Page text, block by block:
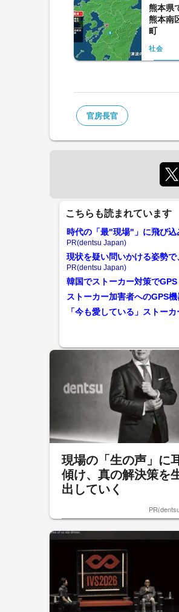
熊本県
熊本南
町
社会
官房長官
こちらも読まれています
時代の「最"現場"」に飛び込
PR(dentsu Japan)
現状を疑い問いかける姿勢
PR(dentsu Japan)
韓国でストーカー対策で
ストーカー加害者へのGPS
現場の「生の声」に
傾け、真の解決策を
出していく